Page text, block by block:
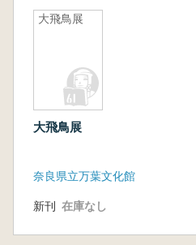
大飛鳥展
大飛鳥展
奈良県立万葉文化館
新刊 在庫なし